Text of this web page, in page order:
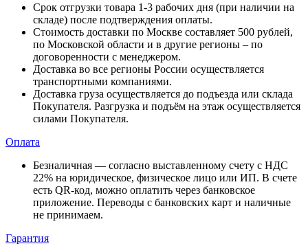
Срок отгрузки товара 1-3 рабочих дня (при наличии на
складе) после подтверждения оплаты.
Стоимость доставки по Москве составляет 500 рублей,
по Московской области и в другие регионы – по
договоренности с менеджером.
Доставка во все регионы России осуществляется
транспортными компаниями.
Доставка груза осуществляется до подъезда или склада
Покупателя. Разгрузка и подъём на этаж осуществляется
силами Покупателя.
Оплата
Безналичная — согласно выставленному счету c НДС
22% на юридическое, физическое лицо или ИП. В счете
есть QR-код, можно оплатить через банковское
приложение. Переводы с банковских карт и наличные
не принимаем.
Гарантия